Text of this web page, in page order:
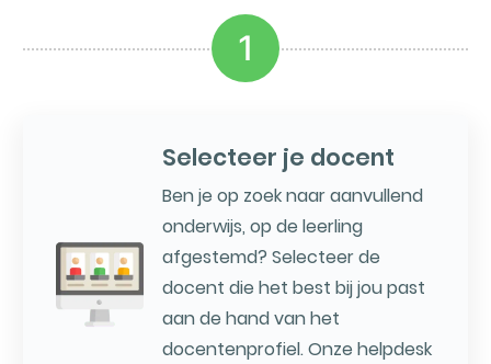
1
Selecteer je docent
Ben je op zoek naar aanvullend
onderwijs, op de leerling
afgestemd? Selecteer de
docent die het best bij jou past
aan de hand van het
docentenprofiel. Onze helpdesk